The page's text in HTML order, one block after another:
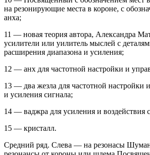
на резонирующие места в короне, с
анха;
11 — новая теория автора, Александра
усилители или уилитель мыслей с
расширения диапазона и усиления;
12 — анх для частотной настройки и
13 — два жезла для частотной настройки
и усиления сигнала;
14 — ваджра для усиления и воздействия
15 — кристалл.
Средний ряд. Слева — на резонасы